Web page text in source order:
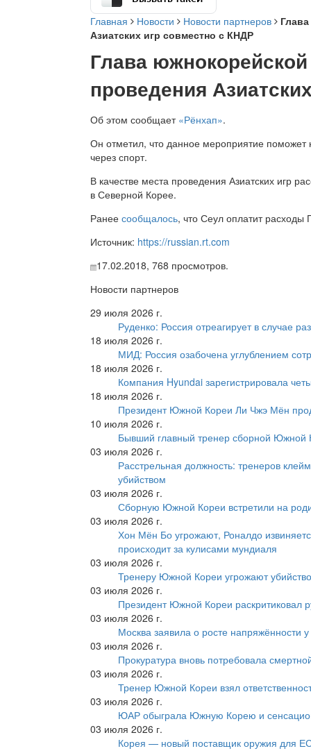
Главная Новости Новости партнеров
Азиатских игр совместно с КНДР
Глава
проведения
Об этом сообщает «Рёнхап».
Он отметил, что данное мероприятие
через спорт.
В качестве места проведения Азиатских игр
в Северной Корее.
Ранее сообщалось, что Сеул оплатит
Источник: https://russian.rt.com
17.02.2018, 768 просмотров.
Новости партнеров
29 июля 2026 г.
Руденко: Россия отреагирует в случае
18 июля 2026 г.
МИД: Россия озабочена углублением
18 июля 2026 г.
Компания Hyundai зарегистрировала
18 июля 2026 г.
Президент Южной Кореи Ли Чжэ Мён
10 июля 2026 г.
Бывший главный тренер сборной Южной
03 июля 2026 г.
Расстрельная должность: тренеров
убийством
03 июля 2026 г.
Сборную Южной Кореи встретили на
03 июля 2026 г.
Хон Мён Бо угрожают, Роналдо
происходит за кулисами мундиаля
03 июля 2026 г.
Тренеру Южной Кореи угрожают
03 июля 2026 г.
Президент Южной Кореи раскритиковал
03 июля 2026 г.
Москва заявила о росте
03 июля 2026 г.
Прокуратура вновь потребовала
03 июля 2026 г.
Тренер Южной Кореи взял
03 июля 2026 г.
ЮАР обыграла Южную Корею и
03 июля 2026 г.
Корея — новый поставщик оружия для